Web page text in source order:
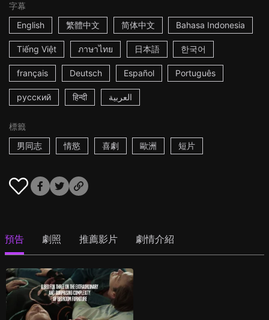
字幕
English
繁體中文 简体中文 Bahasa Indonesia
Tiếng Việt ภาษาไทย 日本語 한국어
français Deutsch Español Português
русский हिन्दी العربية
標籤
男同志
情慾 喜劇 歐洲 短片
預告 劇照 推薦影片 劇情介紹